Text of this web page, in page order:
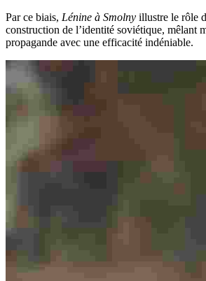
Par ce biais, Lénine à Smolny illustre le rôle
construction de l’identité soviétique, mêlant
propagande avec une efficacité indéniable.